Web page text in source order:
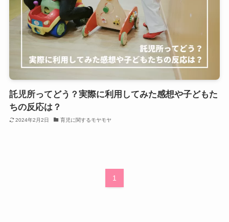
託児所ってどう？実際に利用してみた感想や子どもた
ちの反応は？
2024年2月2日 育児に関するモヤモヤ
1